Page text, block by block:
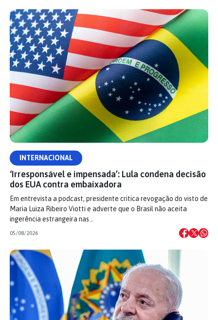
INTERNACIONAL
‘Irresponsável e impensada’: Lula condena decisão
dos EUA contra embaixadora
Em entrevista a podcast, presidente critica revogação do visto de
Maria Luiza Ribeiro Viotti e adverte que o Brasil não aceita
ingerência estrangeira nas…
05/08/2026